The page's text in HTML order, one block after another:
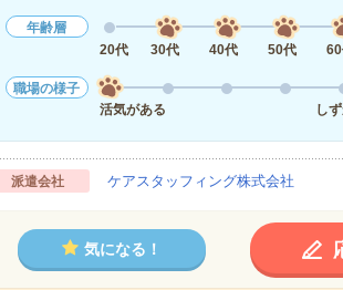
年齢層
20代
30代 40代 50代
職場の様子
活気がある
し
派遣会社 ケアスタッフィング株式会社
気になる！